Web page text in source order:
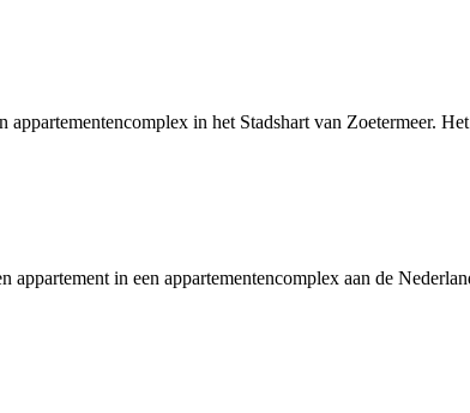
in het Stadshart van Zoetermeer.
in een appartementencomplex aan de